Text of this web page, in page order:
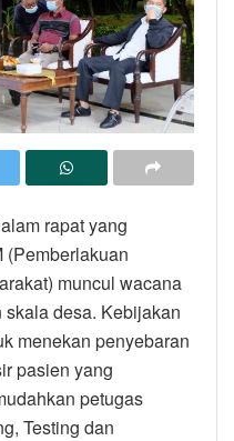
rapat yang
(Pemberlakuan
muncul wacana
desa. Kebijakan
menekan penyebaran
pasien yang
petugas
Testing dan